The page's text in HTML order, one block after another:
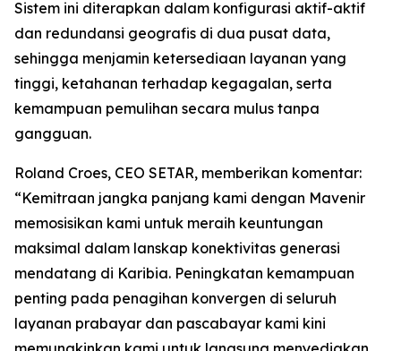
Sistem ini diterapkan dalam konfigurasi aktif-aktif
dan redundansi geografis di dua pusat data,
sehingga menjamin ketersediaan layanan yang
tinggi, ketahanan terhadap kegagalan, serta
kemampuan pemulihan secara mulus tanpa
gangguan.
Roland Croes, CEO SETAR, memberikan komentar:
“Kemitraan jangka panjang kami dengan Mavenir
memosisikan kami untuk meraih keuntungan
maksimal dalam lanskap konektivitas generasi
mendatang di Karibia. Peningkatan kemampuan
penting pada penagihan konvergen di seluruh
layanan prabayar dan pascabayar kami kini